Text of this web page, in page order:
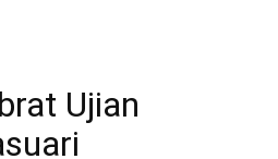
Ujian